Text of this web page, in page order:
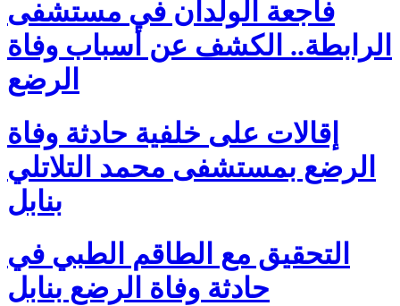
فاجعة الولدان في مستشفى
الرابطة.. الكشف عن أسباب وفاة
الرضع
إقالات على خلفية حادثة وفاة
الرضع بمستشفى محمد التلاتلي
بنابل
التحقيق مع الطاقم الطبي في
حادثة وفاة الرضع بنابل